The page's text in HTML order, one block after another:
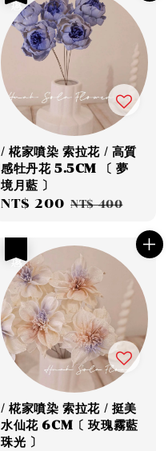
/ 椛家噴染 索拉花 / 高質
感牡丹花 5.5CM 〔 夢
境月藍 〕
Sale
NT$ 200 Regular
NT$ 400
/ 椛家噴染 索拉花 / 挺美
水仙花 6CM〔 玫瑰霧藍
珠光 〕